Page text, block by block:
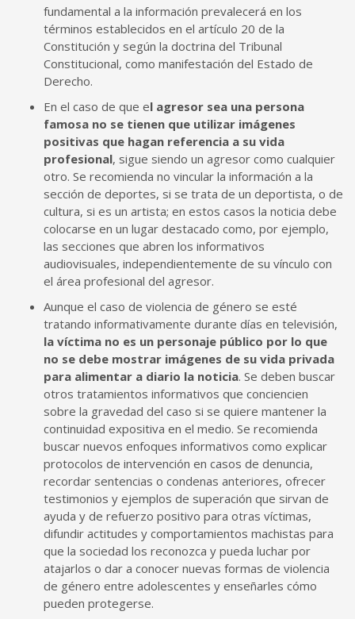
fundamental a la información prevalecerá en los
términos establecidos en el artículo 20 de la
Constitución y según la doctrina del Tribunal
Constitucional, como manifestación del Estado de
Derecho.
En el caso de que el agresor sea una persona
famosa no se tienen que utilizar imágenes
positivas que hagan referencia a su vida
profesional, sigue siendo un agresor como cualquier
otro. Se recomienda no vincular la información a la
sección de deportes, si se trata de un deportista, o de
cultura, si es un artista; en estos casos la noticia debe
colocarse en un lugar destacado como, por ejemplo,
las secciones que abren los informativos
audiovisuales, independientemente de su vínculo con
el área profesional del agresor.
Aunque el caso de violencia de género se esté
tratando informativamente durante días en televisión,
la víctima no es un personaje público por lo que
no se debe mostrar imágenes de su vida privada
para alimentar a diario la noticia. Se deben buscar
otros tratamientos informativos que conciencien
sobre la gravedad del caso si se quiere mantener la
continuidad expositiva en el medio. Se recomienda
buscar nuevos enfoques informativos como explicar
protocolos de intervención en casos de denuncia,
recordar sentencias o condenas anteriores, ofrecer
testimonios y ejemplos de superación que sirvan de
ayuda y de refuerzo positivo para otras víctimas,
difundir actitudes y comportamientos machistas para
que la sociedad los reconozca y pueda luchar por
atajarlos o dar a conocer nuevas formas de violencia
de género entre adolescentes y enseñarles cómo
pueden protegerse.